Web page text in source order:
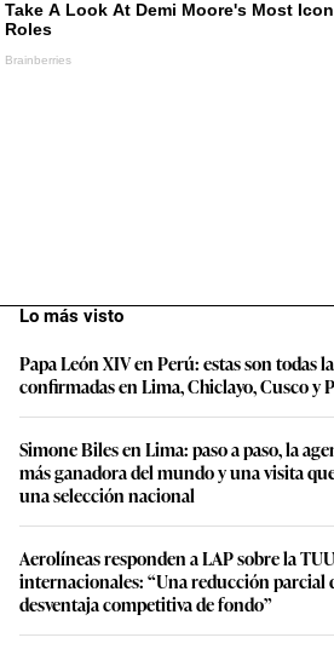
Lo más visto
Papa León XIV en Perú: estas son todas
confirmadas en Lima, Chiclayo, Cusco y
Simone Biles en Lima: paso a paso, la
más ganadora del mundo y una visita
una selección nacional
Aerolíneas responden a LAP sobre la
internacionales: “Una reducción parcial
desventaja competitiva de fondo”